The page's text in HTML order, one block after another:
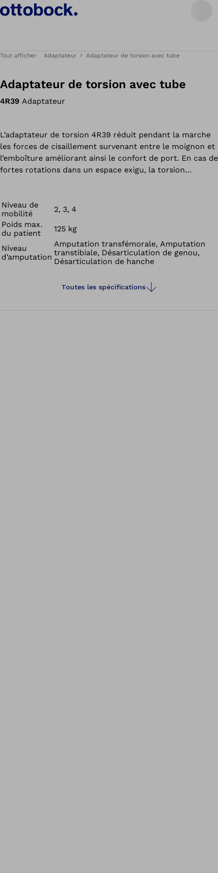
Tout afficher Adaptateur Adaptateur de torsion avec tube
Adaptateur de torsion avec tube
4R39 Adaptateur
L’adaptateur de torsion 4R39 réduit pendant la marche
les forces de cisaillement survenant entre le moignon et
l’emboîture améliorant ainsi le confort de port. En cas de
fortes rotations dans un espace exigu, la torsion
compensation et prévient par conséquent toute
séquelle.
Niveau de
mobilité
2, 3, 4
Poids max.
du patient
125 kg
Niveau
d’amputation
Amputation transfémorale, Amputation
transtibiale, Désarticulation de genou,
Désarticulation de hanche
Toutes les spécifications